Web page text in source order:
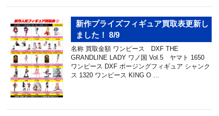
新作プライズフィギュア買取表更新し
ました！ 8/9
名称 買取金額 ワンピース DXF THE
GRANDLINE LADY ワノ国 Vol.5 ヤマト 1650
ワンピース DXF ポージングフィギュア シャンク
ス 1320 ワンピース KING O …